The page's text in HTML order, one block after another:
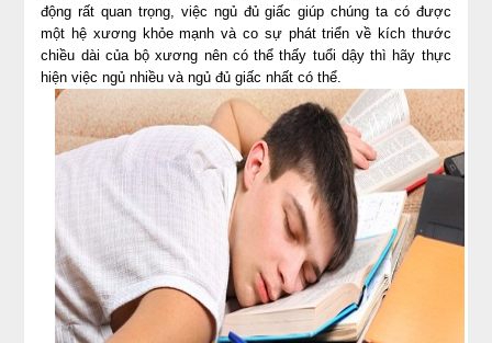
động rất quan trọng, việc ngủ đủ giấc giúp chúng ta có được
một hệ xương khỏe mạnh và co sự phát triển về kích thước
chiều dài của bộ xương nên có thể thấy tuổi dậy thì hãy thực
hiện việc ngủ nhiều và ngủ đủ giấc nhất có thể.